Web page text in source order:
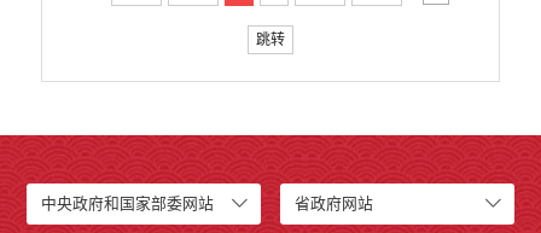
跳转
中央政府和国家部委网站 省政府网站